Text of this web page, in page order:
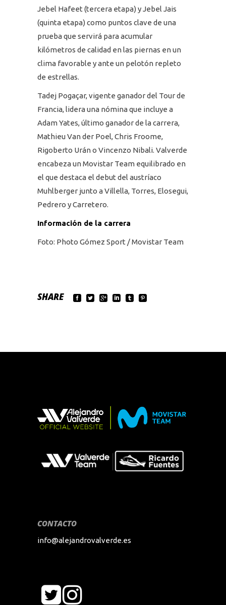
Jebel Hafeet (tercera etapa) y Jebel Jais
(quinta etapa) como puntos clave de una
prueba que servirá para acumular
kilómetros de calidad en las piernas en un
clima favorable y ante un pelotón repleto
de estrellas.
Tadej Pogaçar, vigente ganador del Tour de
Francia, lidera una nómina que incluye a
Adam Yates, último ganador de la carrera,
Mathieu Van der Poel, Chris Froome,
Rigoberto Urán o Vincenzo Nibali. Valverde
encabeza un Movistar Team equilibrado en
el que destaca el debut del austríaco
Muhlberger junto a Villella, Torres, Elosegui,
Pedrero y Carretero.
Información de la carrera
Foto: Photo Gómez Sport / Movistar Team
SHARE
CONTACTO
info@alejandrovalverde.es